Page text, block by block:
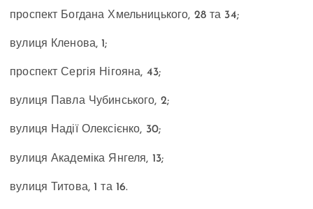
проспект Богдана Хмельницького, 28та 34;
вулиця Кленова, 1;
проспект Сергія Нігояна, 43;
вулиця Павла Чубинського, 2;
вулиця Надії Олексієнко, 30;
вулиця Академіка Янгеля, 13;
вулиця Титова, 1 та 16.